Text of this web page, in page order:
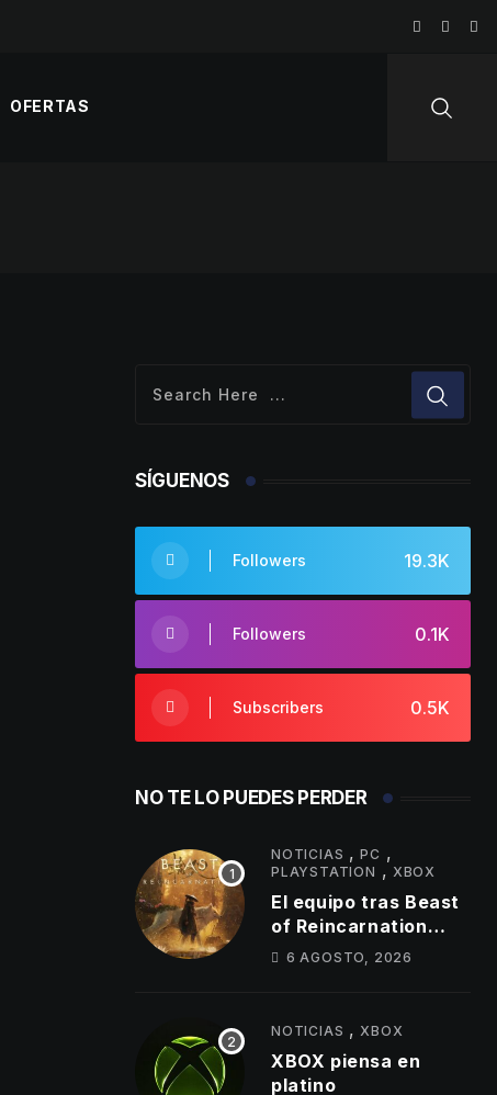
OFERTAS
SÍGUENOS
19.3K
Followers
0.1K
Followers
0.5K
Subscribers
NO TE LO PUEDES PERDER
NOTICIAS ,PC ,
PLAYSTATION , XBOX
El equipo tras Beast
of Reincarnation
anuncia mejoras en
que llegarán
6 AGOSTO, 2026
NOTICIAS ,XBOX
XBOX piensa en
platino